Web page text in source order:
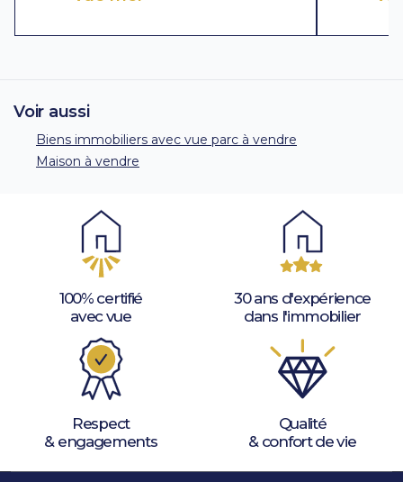
Voir aussi
Biens immobiliers avec vue parc à vendre
Maison à vendre
100% certifié
avec vue
30 ans d'expérience
dans l'immobilier
Respect
& engagements
Qualité
& confort de vie